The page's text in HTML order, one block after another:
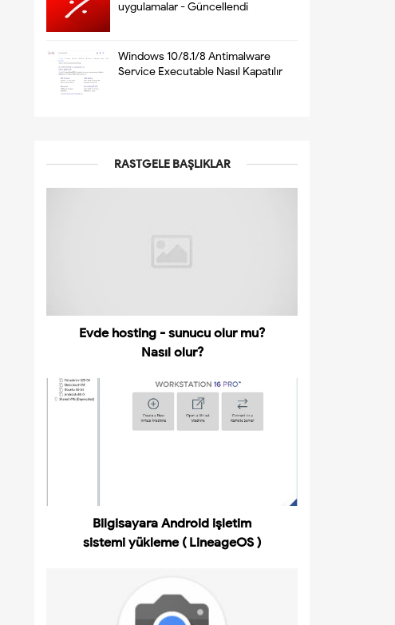
uygulamalar - Güncellendi
Windows 10/8.1/8 Antimalware
Service Executable Nasıl Kapatılır
RASTGELE BAŞLIKLAR
Evde hosting - sunucu olur mu?
Nasıl olur?
Bilgisayara Android işletim
sistemi yükleme ( LineageOS )